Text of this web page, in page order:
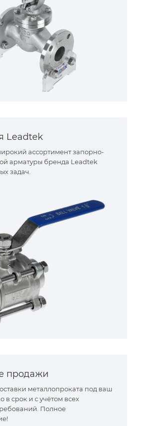
Leadtek
ассортимент запорно-
арматуры бренда Leadtek
задач.
продажи
металлопроката под ваш
в срок и с учётом всех
Полное